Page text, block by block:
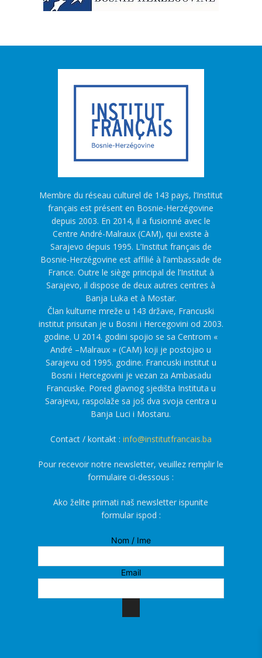
Membre du réseau culturel de 143 pays, l’Institut
français est présent en Bosnie-Herzégovine
depuis 2003. En 2014, il a fusionné avec le
Centre André-Malraux (CAM), qui existe à
Sarajevo depuis 1995. L’Institut français de
Bosnie-Herzégovine est affilié à l’ambassade de
France. Outre le siège principal de l’Institut à
Sarajevo, il dispose de deux autres centres à
Banja Luka et à Mostar.
Član kulturne mreže u 143 države, Francuski
institut prisutan je u Bosni i Hercegovini od 2003.
godine. U 2014. godini spojio se sa Centrom «
André –Malraux » (CAM) koji je postojao u
Sarajevu od 1995. godine. Francuski institut u
Bosni i Hercegovini je vezan za Ambasadu
Francuske. Pored glavnog sjedišta Instituta u
Sarajevu, raspolaže sa još dva svoja centra u
Banja Luci i Mostaru.
Contact / kontakt : info@institutfrancais.ba
Pour recevoir notre newsletter, veuillez remplir le
formulaire ci-dessous :
Ako želite primati naš newsletter ispunite
formular ispod :
Nom / Ime
Email